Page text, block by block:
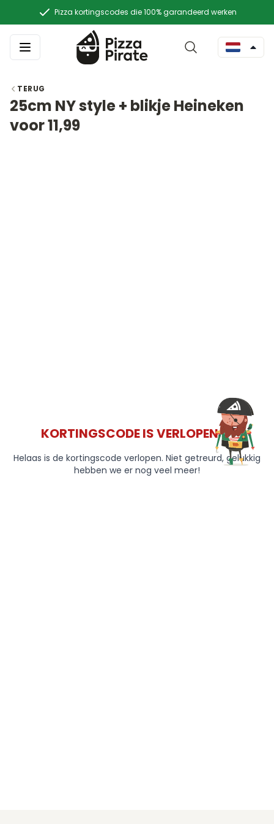
Pizza kortingscodes die 100% garandeerd werken
TERUG
25cm NY style + blikje Heineken
voor 11,99
KORTINGSCODE IS VERLOPEN 😞
Helaas is de kortingscode verlopen. Niet getreurd, gelukkig
hebben we er nog veel meer!